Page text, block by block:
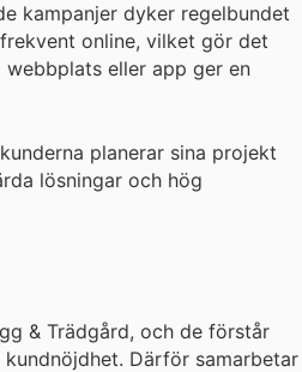
kampanjer dyker regelbundet
online, vilket gör det
eller app ger en
planerar sina projekt
lösningar och hög
& Trädgård, och de förstår
Därför samarbetar